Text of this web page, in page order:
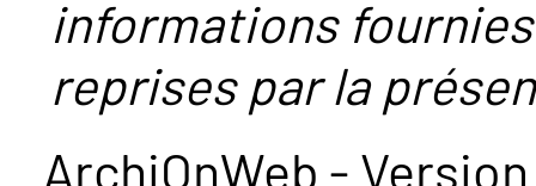
informations
reprises par la
ArchiOnWeb -